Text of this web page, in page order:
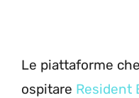
Le piattaforme
ospitare Resident